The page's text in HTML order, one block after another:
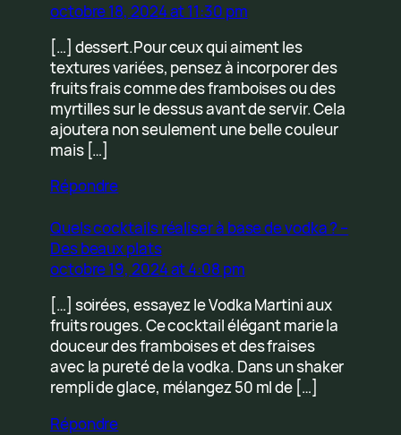
octobre 18, 2024 at 11:30 pm
[…] dessert.Pour ceux qui aiment les
textures variées, pensez à incorporer des
fruits frais comme des framboises ou des
myrtilles sur le dessus avant de servir. Cela
ajoutera non seulement une belle couleur
mais […]
Répondre
Quels cocktails réaliser à base de vodka ? –
Des beaux plats
octobre 19, 2024 at 4:08 pm
[…] soirées, essayez le Vodka Martini aux
fruits rouges. Ce cocktail élégant marie la
douceur des framboises et des fraises
avec la pureté de la vodka. Dans un shaker
rempli de glace, mélangez 50 ml de […]
Répondre